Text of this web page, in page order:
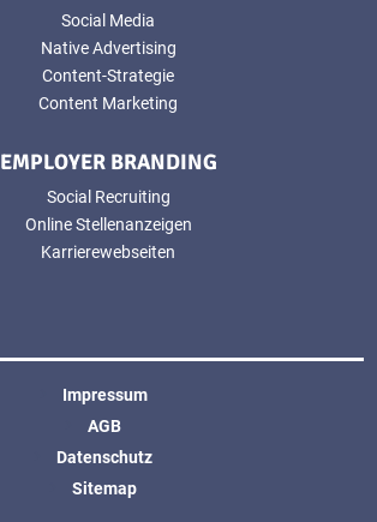
Social Media
Native Advertising
Content-Strategie
Content Marketing
EMPLOYER BRANDING
Social Recruiting
Online Stellenanzeigen
Karrierewebseiten
Impressum
AGB
Datenschutz
Sitemap